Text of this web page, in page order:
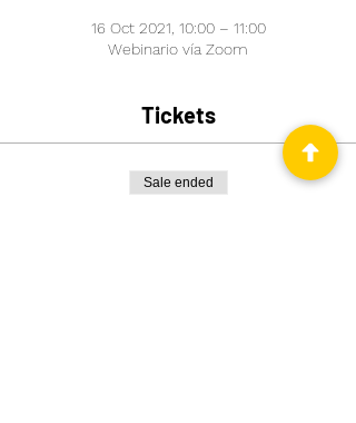
16 Oct 2021, 10:00 – 11:00
Webinario vía Zoom
Tickets
Sale ended